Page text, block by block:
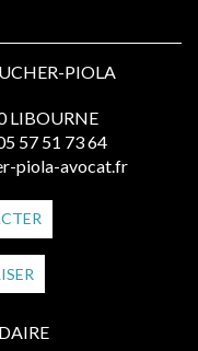
PIOLA
LIBOURNE
57 51 73 64
piola-avocat.fr